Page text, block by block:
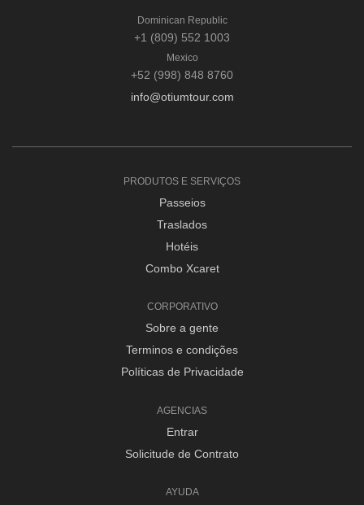
Dominican Republic
+1 (809) 552 1003
Mexico
+52 (998) 848 8760
info@otiumtour.com
PRODUTOS E SERVIÇOS
Passeios
Traslados
Hotéis
Combo Xcaret
CORPORATIVO
Sobre a gente
Terminos e condições
Políticas de Privacidade
AGENCIAS
Entrar
Solicitude de Contrato
AYUDA